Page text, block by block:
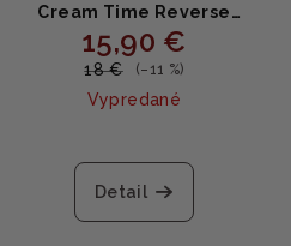
Cream Time Reverse
Zero - Omladzujúci krém
s centellou a
15,90 €
18 € (–11 %)
Vypredané
Detail